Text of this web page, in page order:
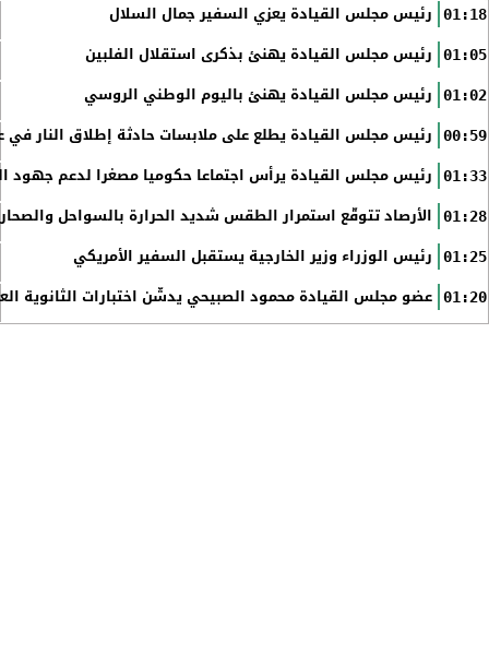
01:18 رئيس مجلس القيادة يعزي السفير جمال السلال
01:05 رئيس مجلس القيادة يهنئ بذكرى استقلال الفلبين
01:02 رئيس مجلس القيادة يهنئ باليوم الوطني الروسي
00:59 رئيس مجلس القيادة يطلع على ملابسات حادثة إطلاق النار في
01:33 رئيس مجلس القيادة يرأس اجتماعا حكوميا مصغرا لدعم جهود
01:28 الأرصاد تتوقّع استمرار الطقس شديد الحرارة بالسواحل
01:25 رئيس الوزراء وزير الخارجية يستقبل السفير الأمريكي
01:20 عضو مجلس القيادة محمود الصبيحي يدشّن اختبارات الثانوية